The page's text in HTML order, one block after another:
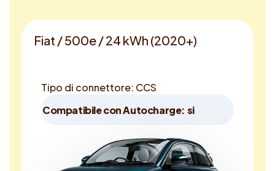
Fiat / 500e / 24 kWh (2020+)
Tipo di connettore: CCS
Compatibile con Autocharge: si